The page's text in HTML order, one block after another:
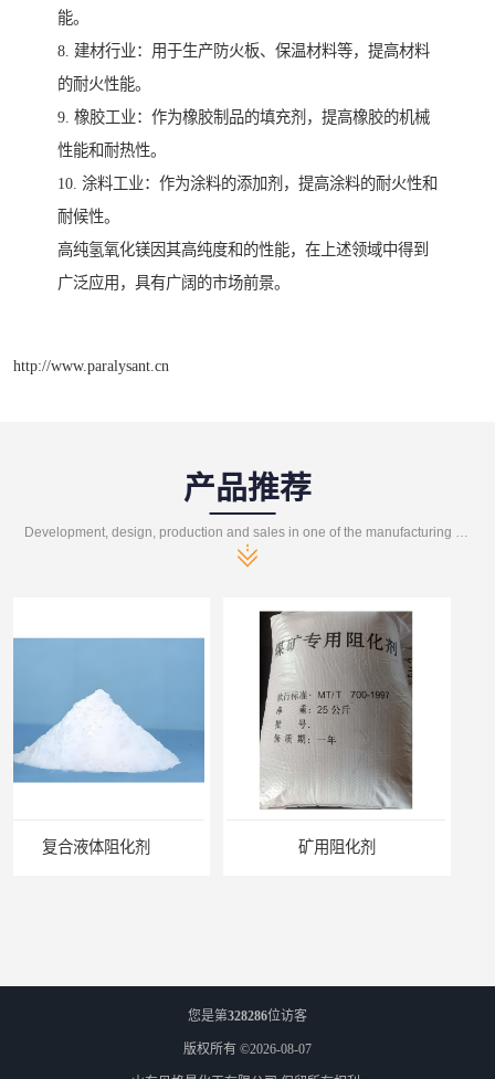
能。
8. 建材行业：用于生产防火板、保温材料等，提高材料
的耐火性能。
9. 橡胶工业：作为橡胶制品的填充剂，提高橡胶的机械
性能和耐热性。
10. 涂料工业：作为涂料的添加剂，提高涂料的耐火性和
耐候性。
高纯氢氧化镁因其高纯度和的性能，在上述领域中得到
广泛应用，具有广阔的市场前景。
http://www.paralysant.cn
产品推荐
矿用阻化剂 悬浮剂配方
您是第328286位访客
版权所有 ©2026-08-07